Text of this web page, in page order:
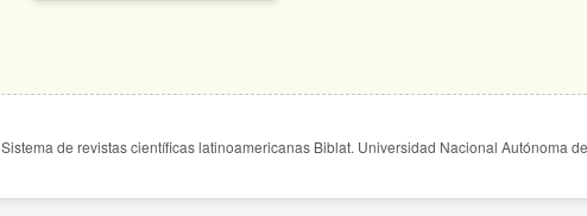
Sistema de revistas científicas latinoamericanas Biblat. Universidad Nacional Autónoma